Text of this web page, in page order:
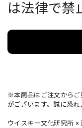
は法律で禁
※本商品はご注文からご
がございます。誠に恐れ
ウイスキー文化研究所 ×